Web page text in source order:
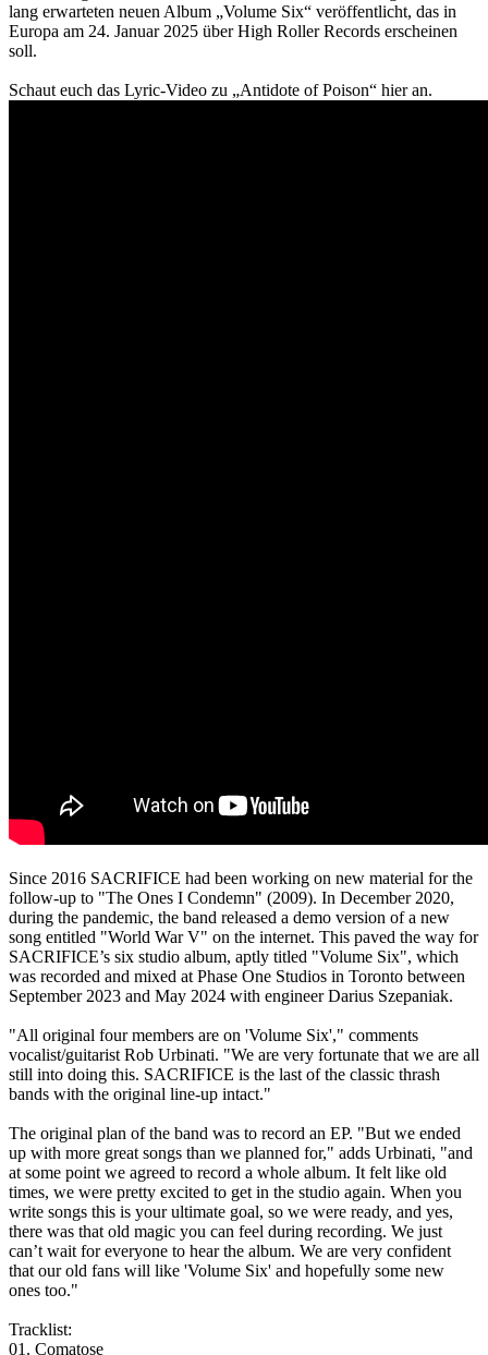
lang erwarteten neuen Album „Volume Six“ veröffentlicht, das in
Europa am 24. Januar 2025 über High Roller Records erscheinen
soll.
Schaut euch das Lyric-Video zu „Antidote of Poison“ hier an.
Since 2016 SACRIFICE had been working on new material for the
follow-up to "The Ones I Condemn" (2009). In December 2020,
during the pandemic, the band released a demo version of a new
song entitled "World War V" on the internet. This paved the way for
SACRIFICE’s six studio album, aptly titled "Volume Six", which
was recorded and mixed at Phase One Studios in Toronto between
September 2023 and May 2024 with engineer Darius Szepaniak.
"All original four members are on 'Volume Six'," comments
vocalist/guitarist Rob Urbinati. "We are very fortunate that we are all
still into doing this. SACRIFICE is the last of the classic thrash
bands with the original line-up intact."
The original plan of the band was to record an EP. "But we ended
up with more great songs than we planned for," adds Urbinati, "and
at some point we agreed to record a whole album. It felt like old
times, we were pretty excited to get in the studio again. When you
write songs this is your ultimate goal, so we were ready, and yes,
there was that old magic you can feel during recording. We just
can’t wait for everyone to hear the album. We are very confident
that our old fans will like 'Volume Six' and hopefully some new
ones too."
Tracklist:
01. Comatose